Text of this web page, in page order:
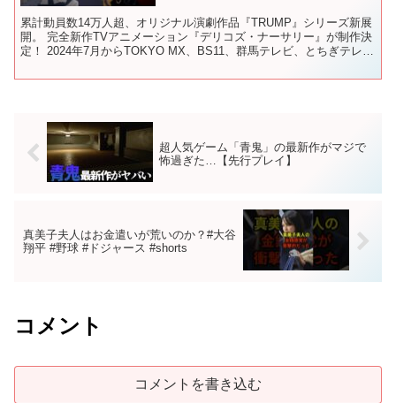
累計動員数14万人超、オリジナル演劇作品『TRUMP』シリーズ新展
開。 完全新作TVアニメーション『デリコズ・ナーサリー』が制作決
定！ 2024年7月からTOKYO MX、BS11、群馬テレビ、とちぎテレ
超人気ゲーム「青鬼」の最新作がマジで
怖過ぎた…【先行プレイ】
真美子夫人はお金遣いが荒いのか？#大谷
翔平 #野球 #ドジャース #shorts
コメント
コメントを書き込む